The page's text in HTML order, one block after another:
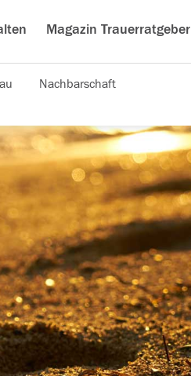
Magazin Trauerratgeber
Nachbarschaft